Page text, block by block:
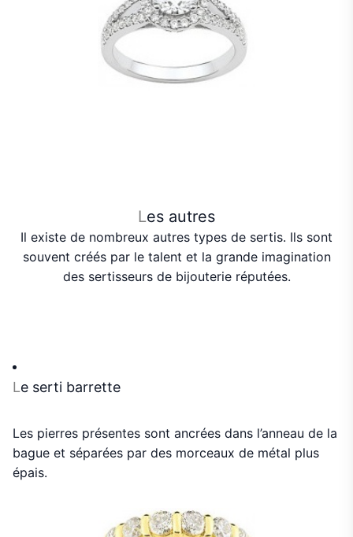
Les autres
Il existe de nombreux autres types de sertis. Ils sont
souvent créés par le talent et la grande imagination
des sertisseurs de bijouterie réputées.
Le serti barrette
Les pierres présentes sont ancrées dans l’anneau de la
bague et séparées par des morceaux de métal plus
épais.